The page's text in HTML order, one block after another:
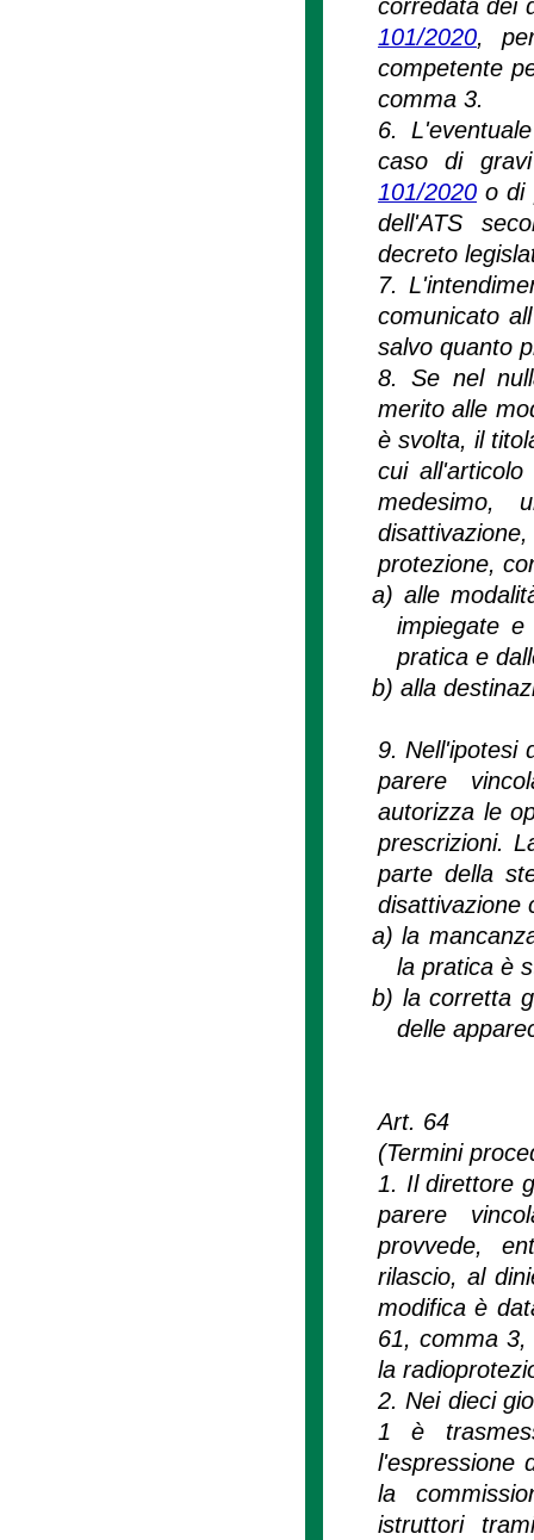
corredata dei
101/2020,
competente
comma 3.
6.
caso di
101/2020o di
dell'ATS
decreto
7.
comunicato
salvo quanto
8. Se nel
merito alle
è svolta, il
cui
medesimo,
protezione,
a) alle
impiegate
pratica e
b)alla
9. Nell'ipotesi
parere
autorizza le
prescrizioni.
parte della
disattivazione
a)la
la pratica è
b) la corretta
delle
Art. 64
(Termini
1. Il direttore
parere
provvede,
rilascio, al
modifica è
61, comma 3,
la
2. Nei dieci
1 è
l'espressione
la
istruttori